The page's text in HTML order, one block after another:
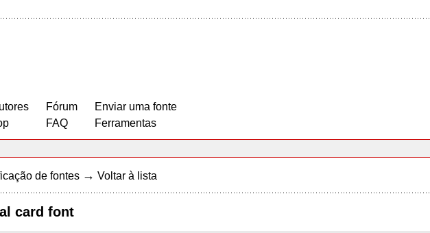
Fórum
FAQ
Enviar uma fonte
Ferramentas
de fontes → Voltar à lista
card font